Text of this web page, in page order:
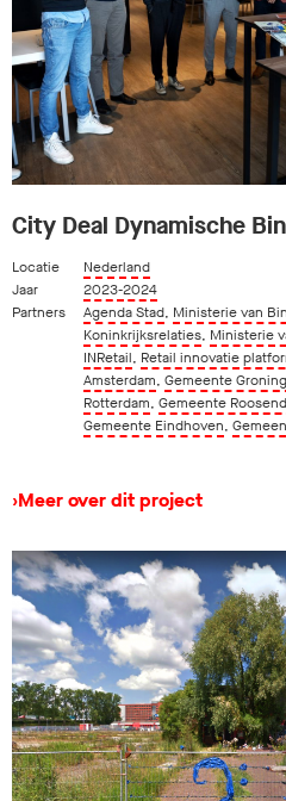
City Deal Dynamische
Locatie
Nederland
Jaar
2023-2024
Partners
Agenda Stad, Ministerie van
Koninkrijksrelaties, Ministerie
INRetail, Retail innovatie
Amsterdam, Gemeente
Rotterdam, Gemeente
Gemeente Eindhoven,
›Meer over dit project